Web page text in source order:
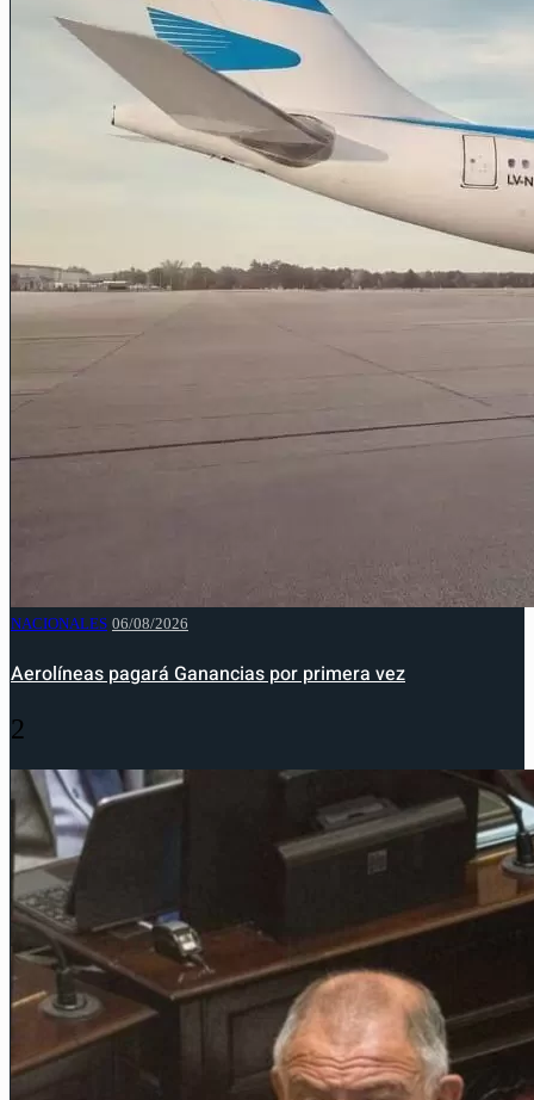
NACIONALES 06/08/2026
Aerolíneas pagará Ganancias por primera vez
2